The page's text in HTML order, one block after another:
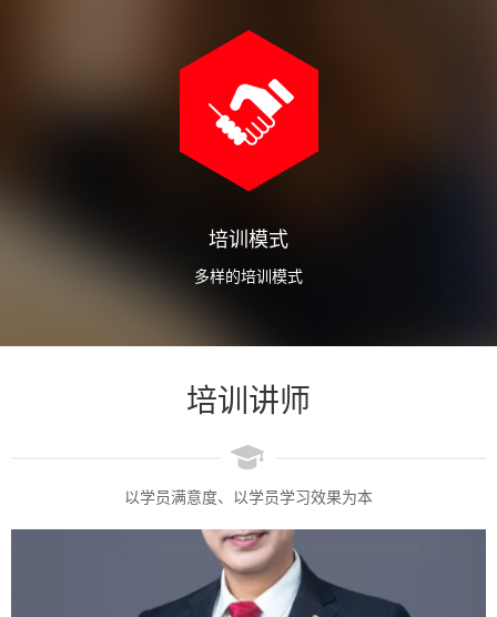
培训模式
多样的培训模式
培训讲师
以学员满意度、以学员学习效果为本